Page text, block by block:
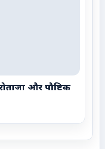
और पौष्टिक